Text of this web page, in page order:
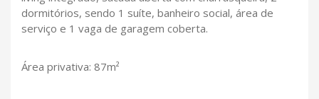
dormitórios, sendo 1 suíte, banheiro social, área de
serviço e 1 vaga de garagem coberta.
Área privativa: 87m²